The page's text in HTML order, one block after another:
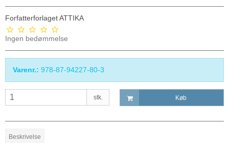
Forfatterforlaget ATTIKA
Ingen bedømmelse
Varenr.: 978-87-94227-80-3
stk. Køb
Beskrivelse